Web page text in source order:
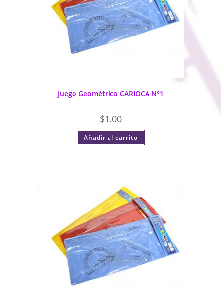
Juego Geométrico CARIOCA N°1
$1.00
Añadir al carrito